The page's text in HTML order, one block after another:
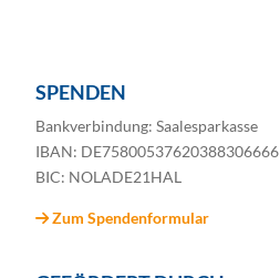
SPENDEN
Bankverbindung: Saalesparkasse
IBAN: DE75800537620388306666
BIC: NOLADE21HAL
Zum Spendenformular